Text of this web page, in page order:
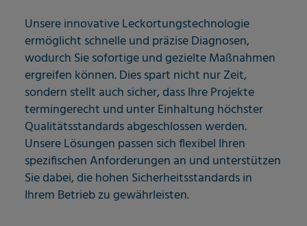
Unsere innovative Leckortungstechnologie
ermöglicht schnelle und präzise Diagnosen,
wodurch Sie sofortige und gezielte Maßnahmen
ergreifen können. Dies spart nicht nur Zeit,
sondern stellt auch sicher, dass Ihre Projekte
termingerecht und unter Einhaltung höchster
Qualitätsstandards abgeschlossen werden.
Unsere Lösungen passen sich flexibel Ihren
spezifischen Anforderungen an und unterstützen
Sie dabei, die hohen Sicherheitsstandards in
Ihrem Betrieb zu gewährleisten.